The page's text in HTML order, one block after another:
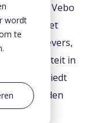
wordt
te
van het Vebo
dat voldoet
flexibiliteit in
biedt